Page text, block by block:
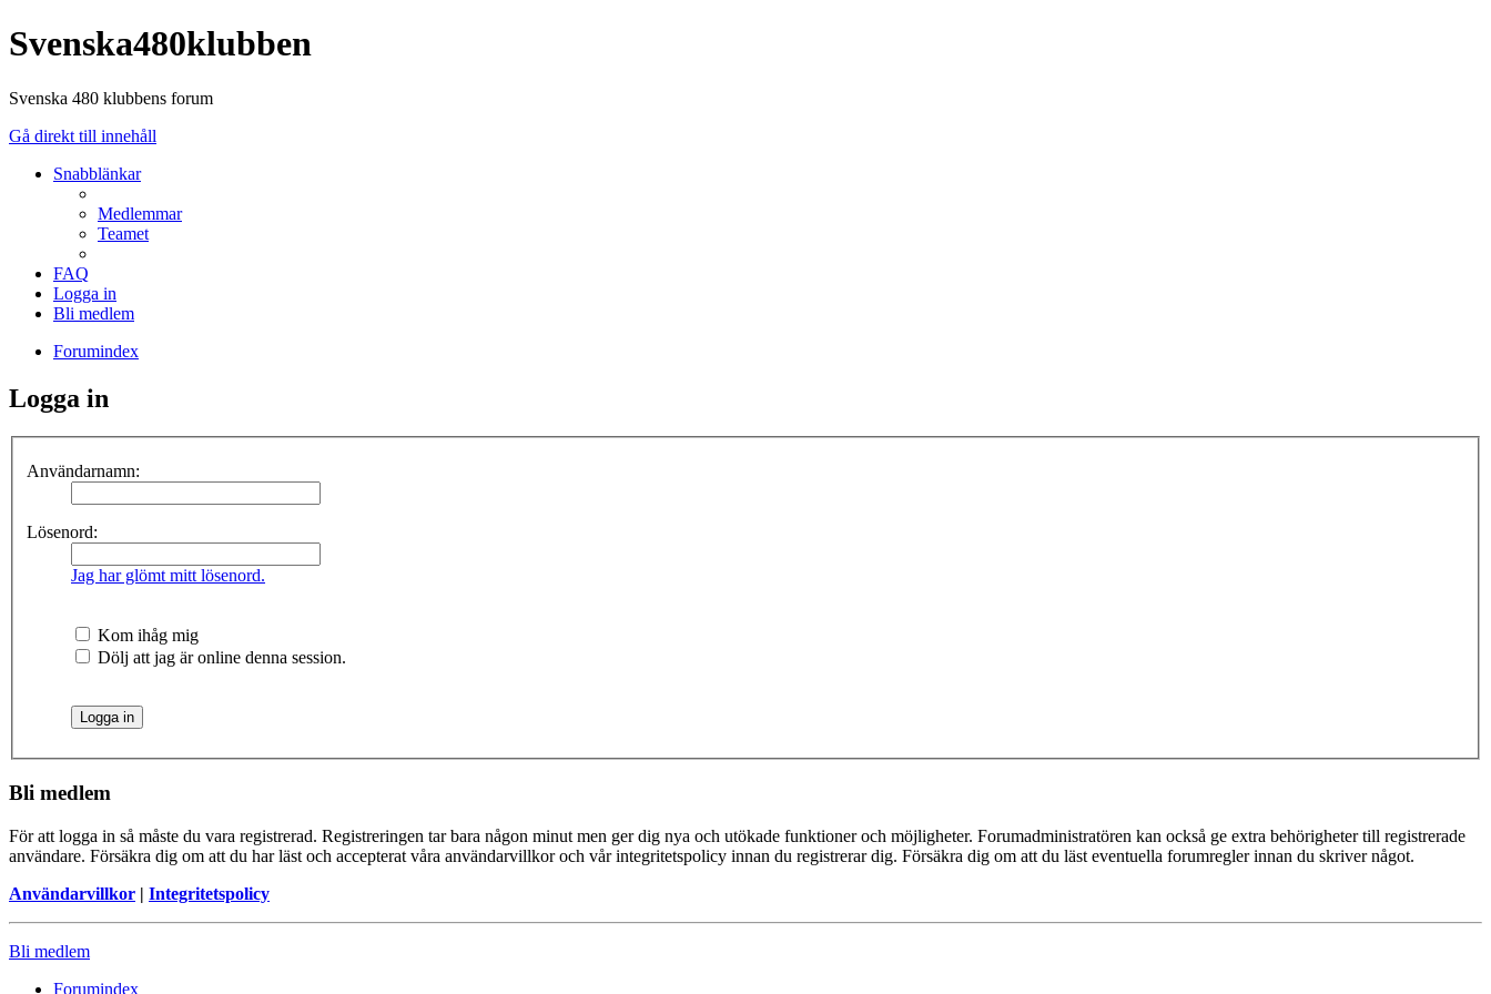
Svenska480klubben
Svenska 480 klubbens forum
Gå direkt till innehåll
Snabblänkar
Medlemmar
Teamet
FAQ
Logga in
Bli medlem
Forumindex
Logga in
Användarnamn:
Lösenord:
Jag har glömt mitt lösenord.
Kom ihåg mig
Dölj att jag är online denna session.
Bli medlem
För att logga in så måste du vara registrerad. Registreringen tar bara någon minut men ger dig nya och utökade funktioner och möjligheter. Forumadministratören kan också ge extra behörigheter till registrerade
användare. Försäkra dig om att du har läst och accepterat våra användarvillkor och vår integritetspolicy innan du registrerar dig. Försäkra dig om att du läst eventuella forumregler innan du skriver något.
Användarvillkor | Integritetspolicy
Bli medlem
Forumindex